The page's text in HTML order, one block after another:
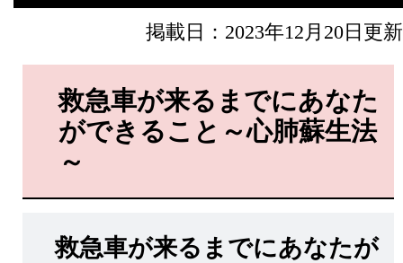
掲載日：2023年12月20日更新
救急車が来るまでにあなた
ができること～心肺蘇生法
～
救急車が来るまでにあなたが